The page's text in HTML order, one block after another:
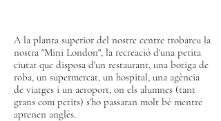
A la planta superior del nostre centre trobareu la
nostra "Mini London", la recreació d'una petita
ciutat que disposa d'un restaurant, una botiga de
roba, un supermercat, un hospital, una agència
de viatges i un aeroport, on els alumnes (tant
grans com petits) s'ho passaran molt bé mentre
aprenen anglès.